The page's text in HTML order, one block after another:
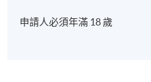
申請人必須年滿 18 歲